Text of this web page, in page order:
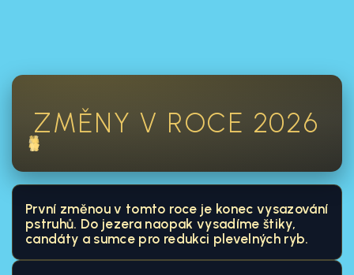
ZMĚNY V ROCE 2026
První změnou v tomto roce je konec vysazování
pstruhů. Do jezera naopak vysadíme štiky,
candáty a sumce pro redukci plevelných ryb.